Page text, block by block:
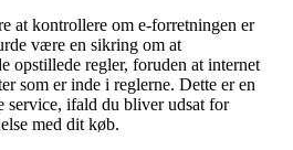
at kontrollere om e-forretningen er
være en sikring om at
opstillede regler, foruden at internet
som er inde i reglerne. Dette er en
ifald du bliver udsat for
med dit køb.